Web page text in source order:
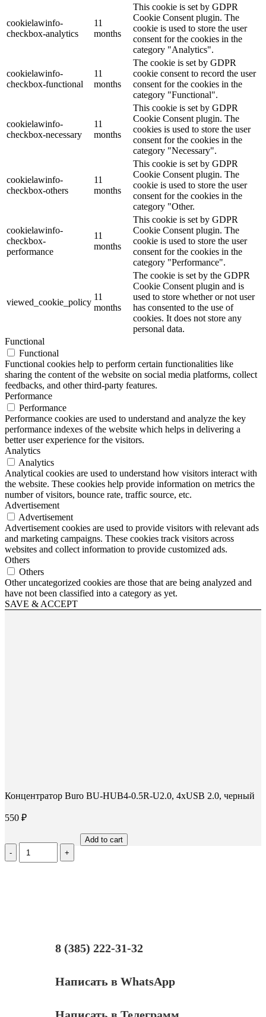
cookielawinfo-
checkbox-analytics
11
months
This cookie is set by GDPR
Cookie Consent plugin. The
cookie is used to store the user
consent for the cookies in the
category "Analytics".
cookielawinfo-
checkbox-functional
11
months
The cookie is set by GDPR
cookie consent to record the user
consent for the cookies in the
category "Functional".
cookielawinfo-
checkbox-necessary
11
months
This cookie is set by GDPR
Cookie Consent plugin. The
cookies is used to store the user
consent for the cookies in the
category "Necessary".
cookielawinfo-
checkbox-others
11
months
This cookie is set by GDPR
Cookie Consent plugin. The
cookie is used to store the user
consent for the cookies in the
category "Other.
cookielawinfo-
checkbox-
performance
11
months
This cookie is set by GDPR
Cookie Consent plugin. The
cookie is used to store the user
consent for the cookies in the
category "Performance".
viewed_cookie_policy
11
months
The cookie is set by the GDPR
Cookie Consent plugin and is
used to store whether or not user
has consented to the use of
cookies. It does not store any
personal data.
Functional
Functional
Functional cookies help to perform certain functionalities like
sharing the content of the website on social media platforms, collect
feedbacks, and other third-party features.
Performance
Performance
Performance cookies are used to understand and analyze the key
performance indexes of the website which helps in delivering a
better user experience for the visitors.
Analytics
Analytics
Analytical cookies are used to understand how visitors interact with
the website. These cookies help provide information on metrics the
number of visitors, bounce rate, traffic source, etc.
Advertisement
Advertisement
Advertisement cookies are used to provide visitors with relevant ads
and marketing campaigns. These cookies track visitors across
websites and collect information to provide customized ads.
Others
Others
Other uncategorized cookies are those that are being analyzed and
have not been classified into a category as yet.
SAVE & ACCEPT
Концентратор Buro BU-HUB4-0.5R-U2.0, 4xUSB 2.0, черный
550 ₽
Количество
Концентратор
Add to cart
8 (385) 222-31-32
Написать в WhatsApp